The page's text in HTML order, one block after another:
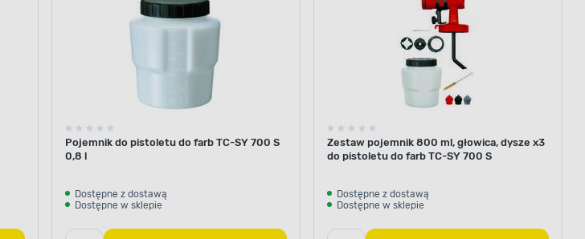
Pojemnik do pistoletu do farb TC-SY 700 S
0,8 l
Dostępne z dostawą
Dostępne w sklepie
Zestaw pojemnik 800 ml, głowica, dysze x3
do pistoletu do farb TC-SY 700 S
Dostępne z dostawą
Dostępne w sklepie